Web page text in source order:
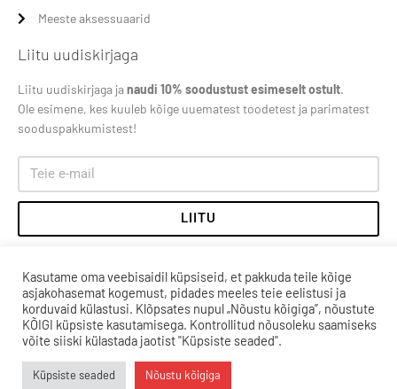
Meeste aksessuaarid
Liitu uudiskirjaga
Liitu uudiskirjaga janaudi 10% soodustust esimeselt ostult.
Ole esimene, kes kuuleb kõige uuematest toodetest ja parimatest
sooduspakkumistest!
LIITU
Kasutame oma veebisaidil küpsiseid, et pakkuda teile kõige
asjakohasemat kogemust, pidades meeles teie eelistusi ja
korduvaid külastusi. Klõpsates nupul „Nõustu kõigiga”, nõustute
KÕIGI küpsiste kasutamisega. Kontrollitud nõusoleku saamiseks
võite siiski külastada jaotist "Küpsiste seaded".
Küpsiste seaded Nõustu kõigiga